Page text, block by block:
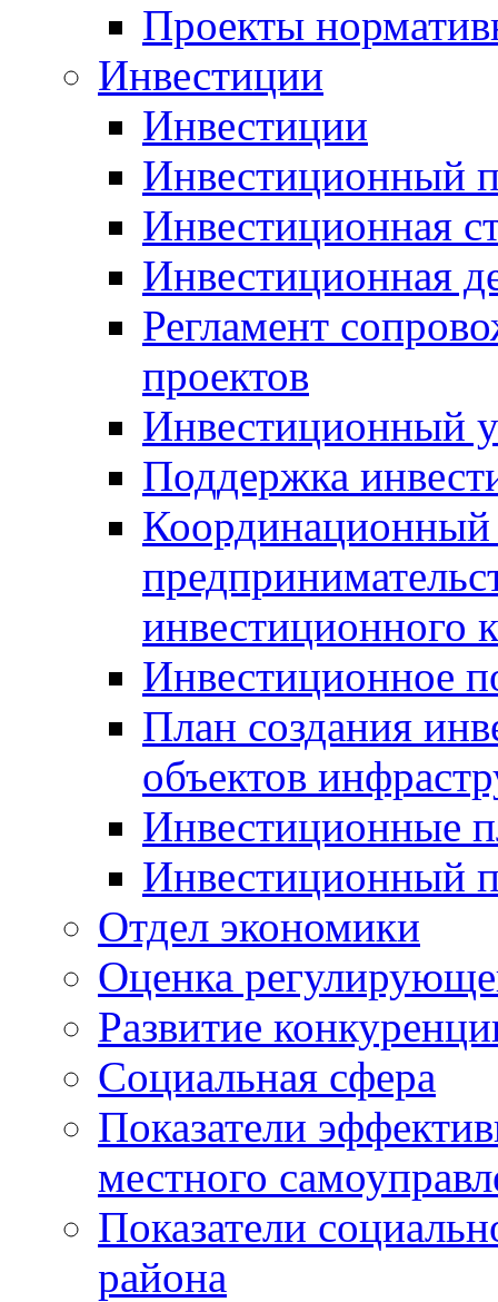
Проекты
Инвестиции
Инвестиции
Инвестиционный
Инвестиционная
Инвестиционная
Регламент
проектов
Инвестиционный
Поддержка
Координационный
инвестиционного
Инвестиционное
План создания
объектов
Инвестиционные
Инвестиционный
Отдел экономики
Оценка
Развитие
Социальная сфера
Показатели
местного
Показатели
района